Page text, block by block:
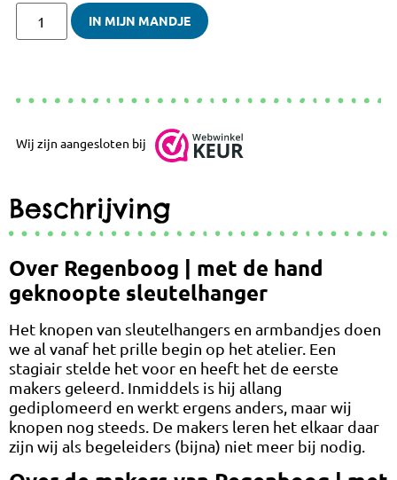
IN MIJN MANDJE
Wij zijn aangesloten bij
Beschrijving
Over Regenboog | met de hand
geknoopte sleutelhanger
Het knopen van sleutelhangers en armbandjes doen
we al vanaf het prille begin op het atelier. Een
stagiair stelde het voor en heeft het de eerste
makers geleerd. Inmiddels is hij allang
gediplomeerd en werkt ergens anders, maar wij
knopen nog steeds. De makers leren het elkaar daar
zijn wij als begeleiders (bijna) niet meer bij nodig.